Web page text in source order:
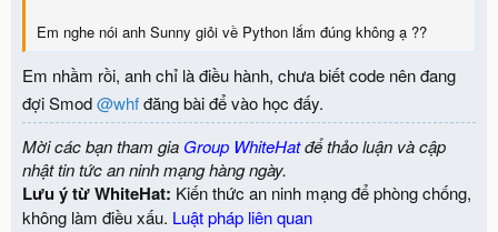
Em nghe nói anh Sunny giỏi về Python lắm đúng không ạ ??
Em nhầm rồi, anh chỉ là điều hành, chưa biết code nên đang
đợi Smod@whfđăng bài để vào học đấy.
Mời các bạn tham gia Group WhiteHatđể thảo luận và cập
nhật tin tức an ninh mạng hàng ngày.
Lưu ý từ WhiteHat: Kiến thức an ninh mạng để phòng chống,
không làm điều xấu. Luật pháp liên quan